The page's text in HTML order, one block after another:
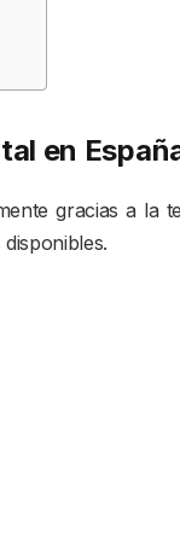
en
gracias a la